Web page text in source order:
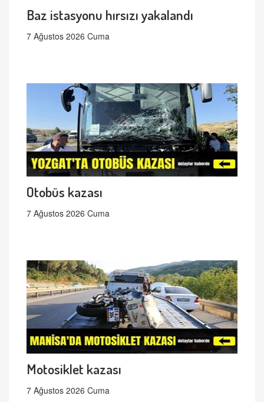
Baz istasyonu hırsızı yakalandı
7 Ağustos 2026 Cuma
Otobüs kazası
7 Ağustos 2026 Cuma
Motosiklet kazası
7 Ağustos 2026 Cuma